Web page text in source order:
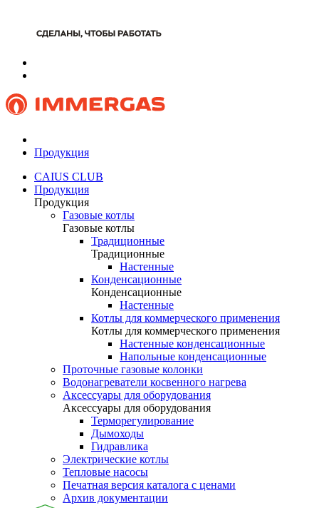
Продукция
CAIUS CLUB
Продукция
Продукция
Газовые котлы
Газовые котлы
Традиционные
Традиционные
Настенные
Конденсационные
Конденсационные
Настенные
Котлы для коммерческого применения
Котлы для коммерческого применения
Настенные конденсационные
Напольные конденсационные
Проточные газовые колонки
Водонагреватели косвенного нагрева
Аксессуары для оборудования
Аксессуары для оборудования
Терморегулирование
Дымоходы
Гидравлика
Электрические котлы
Тепловые насосы
Печатная версия каталога с ценами
Архив документации